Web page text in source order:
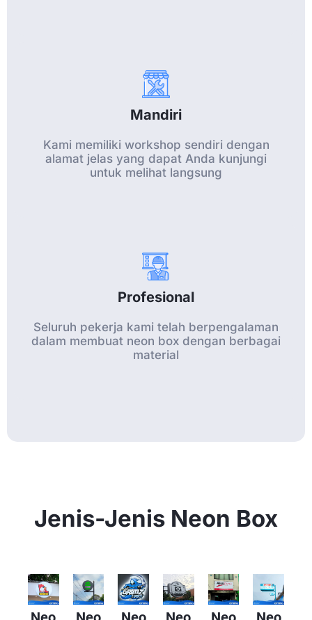
Mandiri
Kami memiliki workshop sendiri dengan
alamat jelas yang dapat Anda kunjungi
untuk melihat langsung
Profesional
Seluruh pekerja kami telah berpengalaman
dalam membuat neon box dengan berbagai
material
Jenis-Jenis Neon Box